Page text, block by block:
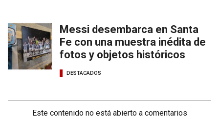
Messi desembarca en Santa
Fe con una muestra inédita de
fotos y objetos históricos
DESTACADOS
Este contenido no está abierto a comentarios